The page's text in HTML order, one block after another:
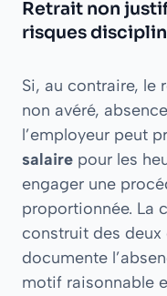
Retrait non
risques
Si, au contraire, le
non avéré,
l’employeur peut
salaire pour les
engager une
proportionnée. La
construit des deux
documente
motif raisonnable